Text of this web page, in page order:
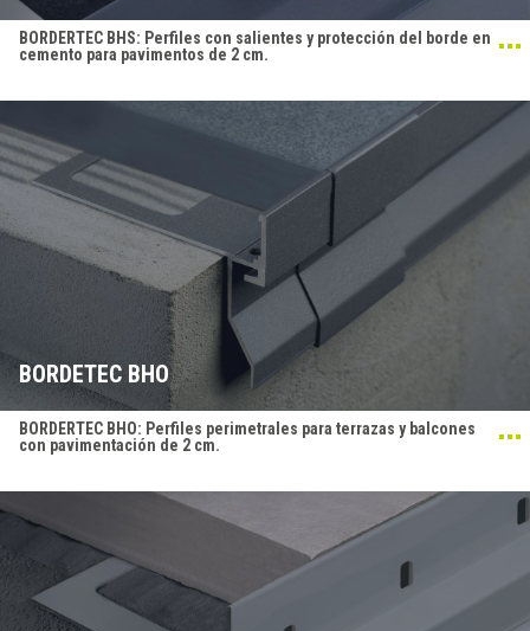
BORDERTEC BHS: Perfiles con salientes y protección del borde en
cemento para pavimentos de 2 cm.
BORDETEC BHO
BORDERTEC BHO: Perfiles perimetrales para terrazas y balcones
con pavimentación de 2 cm.